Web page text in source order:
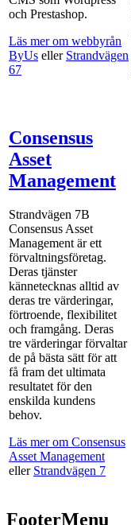
och Prestashop.
Läs mer om webbyrån
ByUs eller Strandvägen
67
Consensus
Asset
Management
Strandvägen 7B
Consensus Asset
Management är ett
förvaltningsföretag.
Deras tjänster
kännetecknas alltid av
deras tre värderingar,
förtroende, flexibilitet
och framgång. Deras
tre värderingar förvaltar
de på bästa sätt för att
få fram det ultimata
resultatet för den
enskilda kundens
behov.
Läs mer om Consensus
Asset Management
eller Strandvägen 7
FooterMenu